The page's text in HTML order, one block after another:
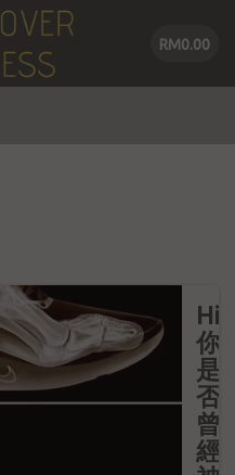
RM0.00
Hi
你
是
否
曾
經